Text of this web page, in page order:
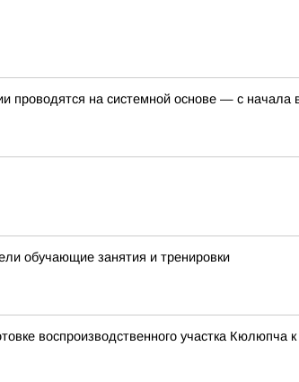
на системной основе — с начала
обучающие занятия и тренировки
воспроизводственного участка Кюлюпча